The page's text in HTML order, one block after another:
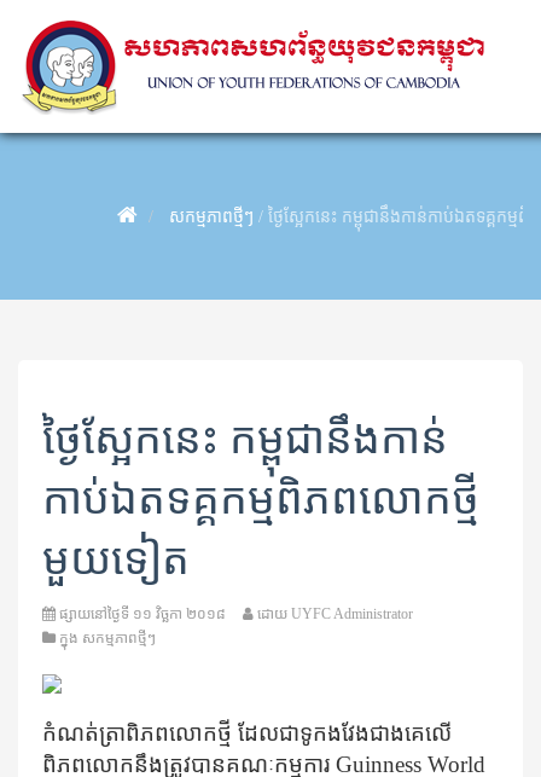
សកម្មភាពថ្មីៗ / ថ្ងៃស្អែកនេះ​ កម្ពុជានឹងកាន់កាប់​ឯតទគ្គកម្
ថ្ងៃស្អែកនេះ​ កម្ពុជានឹងកាន់
កាប់​ឯតទគ្គកម្ម​​​ពិភព​​លោក​ថ្មី​
មួយ​ទៀត​​
ផ្សាយនៅថ្ងៃទី ១១ វិច្ឆកា ២០១៨ ដោយ UYFC Administrator
ក្នុង សកម្មភាពថ្មីៗ
កំណត់ត្រាពិភពលោកថ្មី ដែលជាទូកងវែងជាងគេលើ
ពិភពលោកនឹងត្រូវបានគណៈកម្មការ Guinness World